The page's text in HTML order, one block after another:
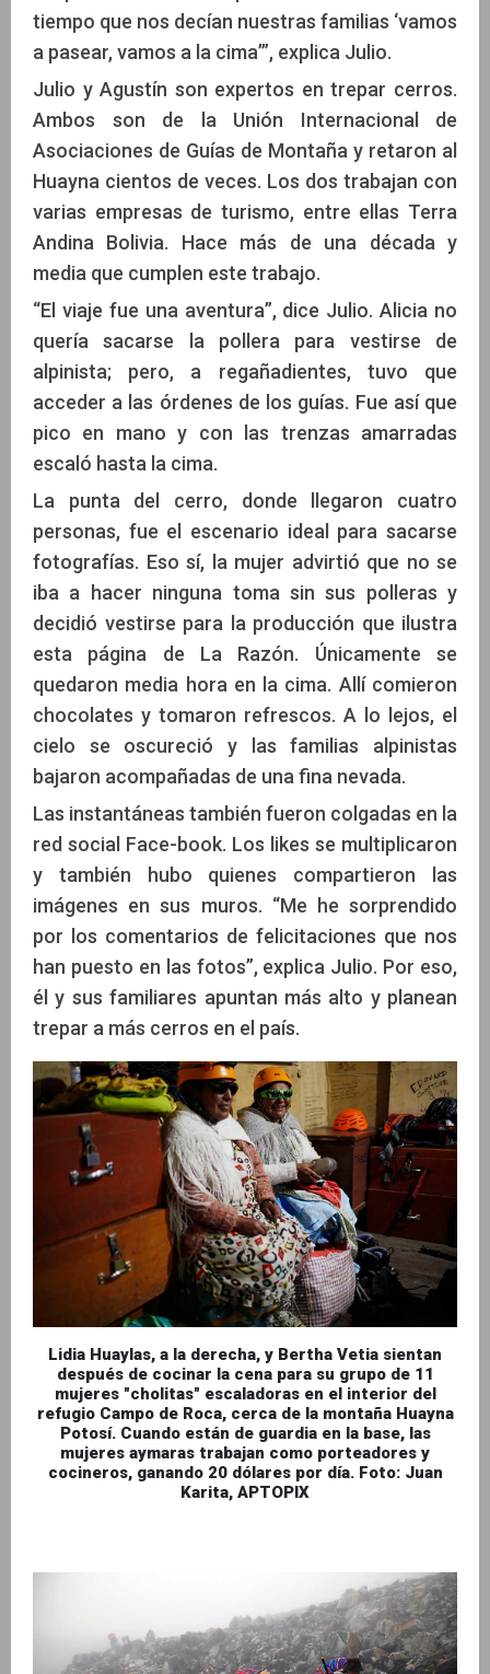
tiempo que nos decían nuestras familias ‘vamos
a pasear, vamos a la cima’”, explica Julio.
Julio y Agustín son expertos en trepar cerros.
Ambos son de la Unión Internacional de
Asociaciones de Guías de Montaña y retaron al
Huayna cientos de veces. Los dos trabajan con
varias empresas de turismo, entre ellas Terra
Andina Bolivia. Hace más de una década y
media que cumplen este trabajo.
“El viaje fue una aventura”, dice Julio. Alicia no
quería sacarse la pollera para vestirse de
alpinista; pero, a regañadientes, tuvo que
acceder a las órdenes de los guías. Fue así que
pico en mano y con las trenzas amarradas
escaló hasta la cima.
La punta del cerro, donde llegaron cuatro
personas, fue el escenario ideal para sacarse
fotografías. Eso sí, la mujer advirtió que no se
iba a hacer ninguna toma sin sus polleras y
decidió vestirse para la producción que ilustra
esta página de La Razón. Únicamente se
quedaron media hora en la cima. Allí comieron
chocolates y tomaron refrescos. A lo lejos, el
cielo se oscureció y las familias alpinistas
bajaron acompañadas de una fina nevada.
Las instantáneas también fueron colgadas en la
red social Face-book. Los likes se multiplicaron
y también hubo quienes compartieron las
imágenes en sus muros. “Me he sorprendido
por los comentarios de felicitaciones que nos
han puesto en las fotos”, explica Julio. Por eso,
él y sus familiares apuntan más alto y planean
trepar a más cerros en el país.
Lidia Huaylas, a la derecha, y Bertha Vetia sientan
después de cocinar la cena para su grupo de 11
mujeres "cholitas" escaladoras en el interior del
refugio Campo de Roca, cerca de la montaña Huayna
Potosí. Cuando están de guardia en la base, las
mujeres aymaras trabajan como porteadores y
cocineros, ganando 20 dólares por día. Foto: Juan
Karita, APTOPIX